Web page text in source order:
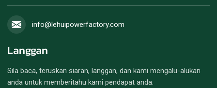
info@lehuipowerfactory.com
Langgan
Sila baca, teruskan siaran, langgan, dan kami mengalu-alukan
anda untuk memberitahu kami pendapat anda.